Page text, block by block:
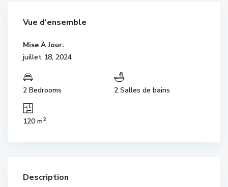
Vue d'ensemble
Mise À Jour:
juillet 18, 2024
2 Bedrooms 2 Salles de bains
120 m2
Description